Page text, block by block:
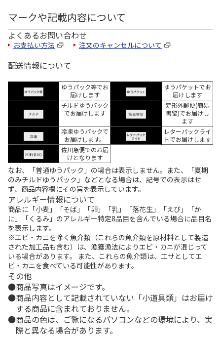
マークや記載内容について
よくあるお問い合わせ
お支払い方法 注文のキャンセルについて
配送情報について
ゆうパック等でお
届けします
ゆうパケットでお
届けします
チルドゆうパック
でお届けします
定形外郵便(簡易
書留)でお届けし
ます
冷凍ゆうパックで
お届けします。
レターパックライ
トでお届けします
佐川急便でのお届
けとなります
なお、「普通ゆうパック」の場合は表示しません。また、「夏期
のみチルドゆうパック」などとなる場合は、記号での表示はせ
ず、商品内容欄にその旨を表示しています。
アレルギー情報について
商品に「小麦」「そば」「卵」「乳」「落花生」「えび」「か
に」「くるみ」のアレルギー特定8品目を含んでいる場合に品目名
を表示します。
※エビ・カニを除く魚介類（これらの魚介類を原材料として製造
された加工品も含む）は、漁獲漁法によりエビ・カニが混じって
いる場合があります。 また、これらの魚介類は、エサとしてエ
ビ・カニを食べている可能性があります。
その他
商品写真はイメージです。
商品内容として記載されていない「小道具類」はお届け
する商品に含まれておりません。
商品の色は、ご覧になるパソコンなどの環境により、実
際と異なる場合があります。